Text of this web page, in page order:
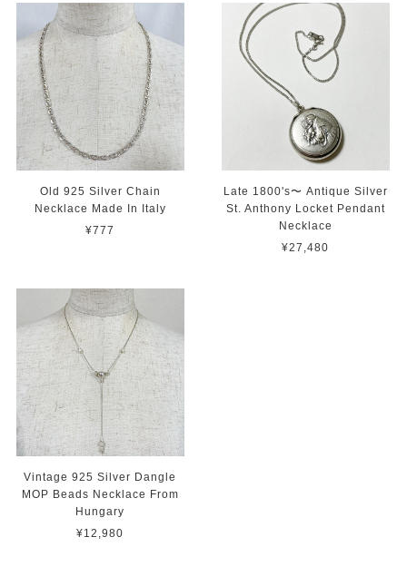
Old 925 Silver Chain
Necklace Made In Italy
¥777
Late 1800's〜 Antique Silver
St. Anthony Locket Pendant
Necklace
¥27,480
Vintage 925 Silver Dangle
MOP Beads Necklace From
Hungary
¥12,980